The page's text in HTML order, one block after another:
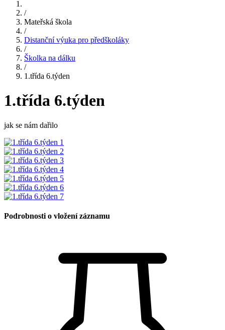
/
Mateřská škola
/
Distanční výuka pro předškoláky
/
Školka na dálku
/
1.třída 6.týden
1.třída 6.týden
jak se nám dařilo
Podrobnosti o vložení záznamu